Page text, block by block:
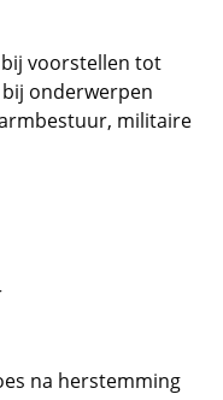
voorstellen tot
onderwerpen
militaire
na herstemming